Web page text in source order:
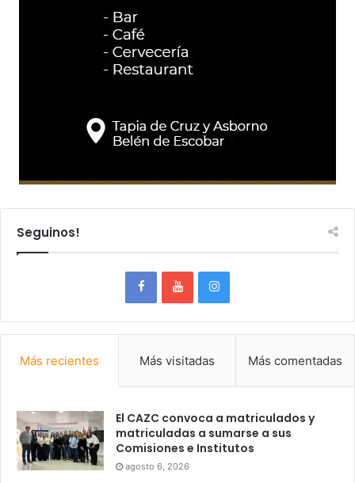
Seguinos!
Más recientes Más visitadas Más comentadas
El CAZC convoca a matriculados y
matriculadas a sumarse a sus
Comisiones e Institutos
agosto 6, 2026